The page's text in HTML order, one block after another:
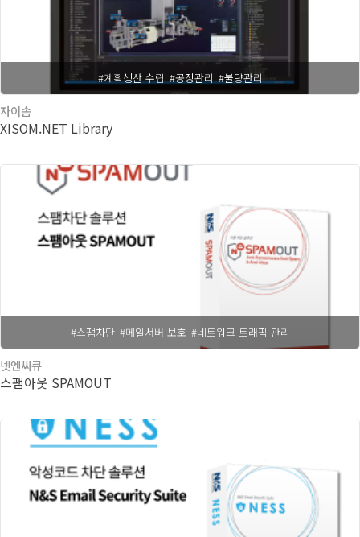
#계획생산 수립 #공정관리 #불량관리
자이솜
XISOM.NET Library
#스팸차단 #메일서버 보호 #네트워크 트래픽 관리
넷엔씨큐
스팸아웃 SPAMOUT